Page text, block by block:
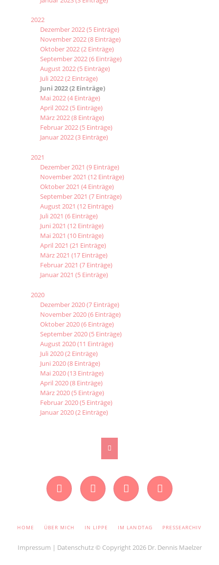
2022
Dezember 2022 (5 Einträge)
November 2022 (8 Einträge)
Oktober 2022 (2 Einträge)
September 2022 (6 Einträge)
August 2022 (5 Einträge)
Juli 2022 (2 Einträge)
Juni 2022 (2 Einträge)
Mai 2022 (4 Einträge)
April 2022 (5 Einträge)
März 2022 (8 Einträge)
Februar 2022 (5 Einträge)
Januar 2022 (3 Einträge)
2021
Dezember 2021 (9 Einträge)
November 2021 (12 Einträge)
Oktober 2021 (4 Einträge)
September 2021 (7 Einträge)
August 2021 (12 Einträge)
Juli 2021 (6 Einträge)
Juni 2021 (12 Einträge)
Mai 2021 (10 Einträge)
April 2021 (21 Einträge)
März 2021 (17 Einträge)
Februar 2021 (7 Einträge)
Januar 2021 (5 Einträge)
2020
Dezember 2020 (7 Einträge)
November 2020 (6 Einträge)
Oktober 2020 (6 Einträge)
September 2020 (5 Einträge)
August 2020 (11 Einträge)
Juli 2020 (2 Einträge)
Juni 2020 (8 Einträge)
Mai 2020 (13 Einträge)
April 2020 (8 Einträge)
März 2020 (5 Einträge)
Februar 2020 (5 Einträge)
Januar 2020 (2 Einträge)
NAVIGATION
HOME ÜBER MICH IN LIPPE IM LANDTAG PRESSEARCHIV
Impressum | Datenschutz© Copyright 2026 Dr. Dennis Maelzer